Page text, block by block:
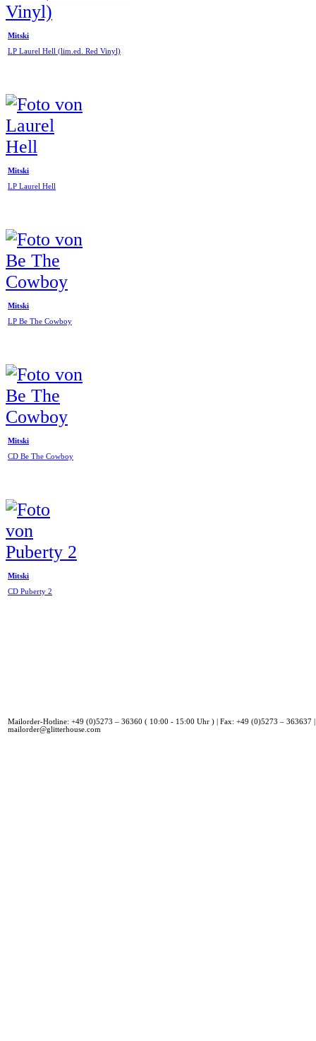
Mitski
LP Laurel Hell (lim.ed. Red Vinyl)
Mitski
LP Laurel Hell
Mitski
LP Be The Cowboy
Mitski
CD Be The Cowboy
Mitski
CD Puberty 2
Mailorder-Hotline: +49 (0)5273 – 36360 ( 10:00 - 15:00 Uhr ) | Fax: +49 (0)5273 – 363637
mailorder@glitterhouse.com